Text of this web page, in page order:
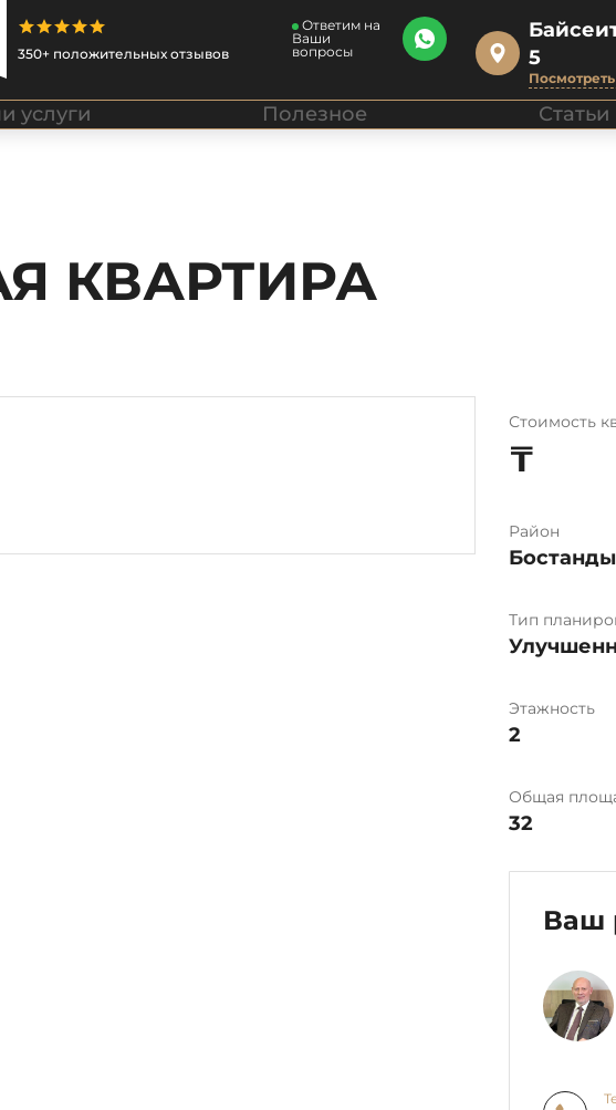
350+ положительных отзывов
Ответим на
Ваши
вопросы
5
услуги Полезное Статьи
КВАРТИРА
Стоимость
₸
Район
Тип
Этажность
2
Общая
32
Ваш